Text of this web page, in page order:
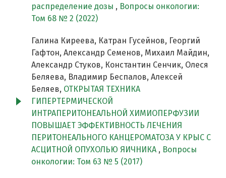
распределение дозы , Вопросы онкологии:
Том 68 № 2 (2022)
Галина Киреева, Катран Гусейнов, Георгий
Гафтон, Александр Семенов, Михаил Майдин,
Александр Стуков, Константин Сенчик, Олеся
Беляева, Владимир Беспалов, Алексей
Беляев, ОТКРЫТАЯ ТЕХНИКА
ГИПЕРТЕРМИЧЕСКОЙ
ИНТРАПЕРИТОНЕАЛЬНОЙ ХИМИОПЕРФУЗИИ
ПОВЫШАЕТ ЭФФЕКТИВНОСТЬ ЛЕЧЕНИЯ
ПЕРИТОНЕАЛЬНОГО КАНЦЕРОМАТОЗА У КРЫС С
АСЦИТНОЙ ОПУХОЛЬЮ ЯИЧНИКА , Вопросы
онкологии: Том 63 № 5 (2017)